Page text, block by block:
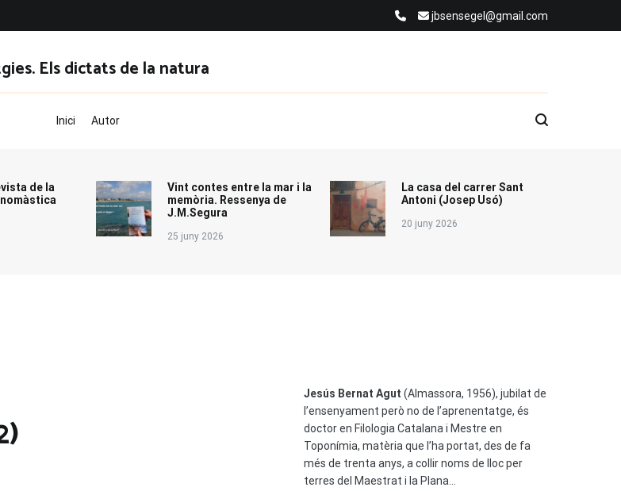
jbsensegel@gmail.com
Els dictats de la natura
Inici Autor
de la
Vint contes entre la mar i la
memòria. Ressenya de
J.M.Segura
25 juny 2026
La casa del carrer Sant
Antoni (Josep Usó)
20 juny 2026
Jesús Bernat Agut (Almassora, 1956), jubilat de
l’ensenyament però no de l’aprenentatge, és
doctor en Filologia Catalana i Mestre en
Toponímia, matèria que l’ha portat, des de fa
més de trenta anys, a collir noms de lloc per
terres del Maestrat i la Plana...